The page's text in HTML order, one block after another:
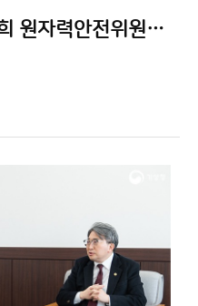
유희동 기상청장-유국희 원자력안전위원회 위원장 면담